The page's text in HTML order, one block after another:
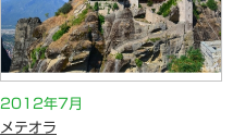
2012年7月
メテオラ